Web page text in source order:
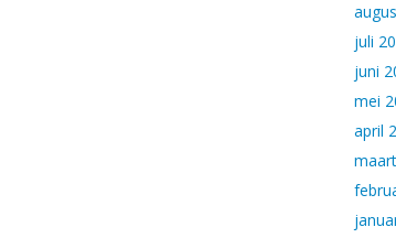
juli
juni
mei
april